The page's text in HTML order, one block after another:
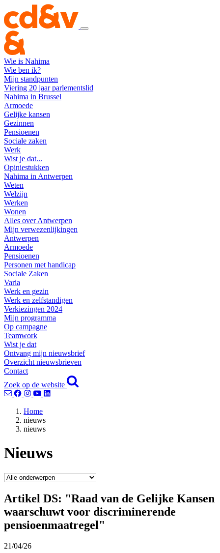
Wie is Nahima
Wie ben ik?
Mijn standpunten
Viering 20 jaar parlementslid
Nahima in Brussel
Armoede
Gelijke kansen
Gezinnen
Pensioenen
Sociale zaken
Werk
Wist je dat...
Opiniestukken
Nahima in Antwerpen
Weten
Welzijn
Werken
Wonen
Alles over Antwerpen
Mijn verwezenlijkingen
Antwerpen
Armoede
Pensioenen
Personen met handicap
Sociale Zaken
Varia
Werk en gezin
Werk en zelfstandigen
Verkiezingen 2024
Mijn programma
Op campagne
Teamwork
Wist je dat
Ontvang mijn nieuwsbrief
Overzicht nieuwsbrieven
Contact
Zoek op de website
Home
nieuws
nieuws
Nieuws
Artikel DS: "Raad van de Gelijke Kansen
waarschuwt voor discriminerende
pensioenmaatregel"
21/04/26